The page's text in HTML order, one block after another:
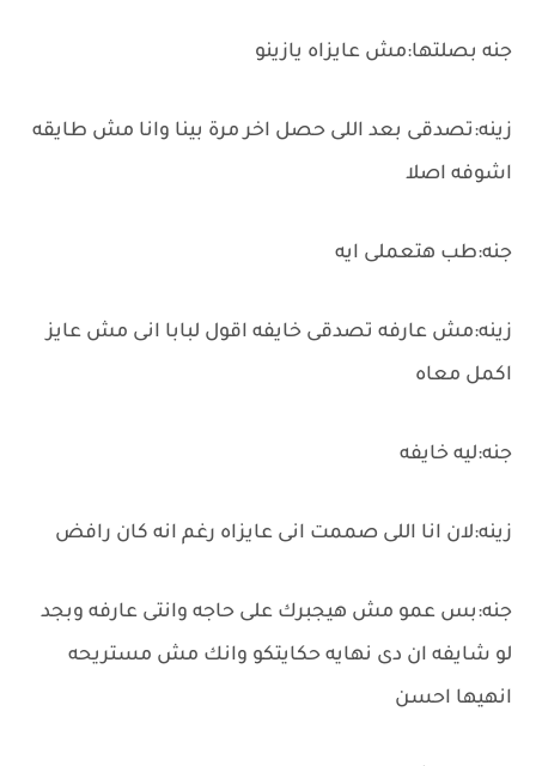
جنه بصلتها:مش عايزاه يازينو
زينه:تصدقى بعد اللى حصل اخر مرة بينا وانا مش طايقه
اشوفه اصلا
جنه:طب هتعملى ايه
زينه:مش عارفه تصدقى خايفه اقول لبابا انى مش عايز
اكمل معاه
جنه:ليه خايفه
زينه:لان انا اللى صممت انى عايزاه رغم انه كان رافض
جنه:بس عمو مش هيجبرك على حاجه وانتى عارفه وبجد
لو شايفه ان دى نهايه حكايتكو وانك مش مستريحه
انهيها احسن